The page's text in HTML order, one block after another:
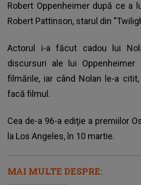
Robert Oppenheimer după ce a
Robert Pattinson, starul din
Actorul i-a făcut cadou lui
discursuri ale lui
filmările, iar când Nolan le-a
facă filmul.
Cea de-a 96-a ediţie a premiilor
la Los Angeles, în 10 martie.
MAI MULTE DESPRE: